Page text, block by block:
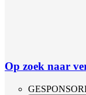
Op zoek naar